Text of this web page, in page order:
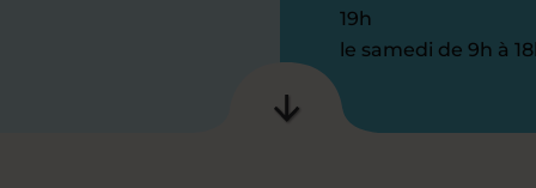
19h
le samedi de 9h à